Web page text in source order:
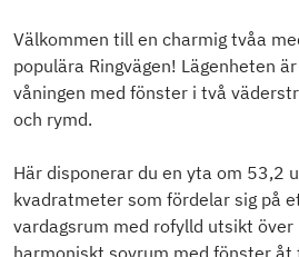
Välkommen till en charmig tvåa
populära Ringvägen! Lägenheten
våningen med fönster i två
och rymd.
Här disponerar du en yta om 53,2
kvadratmeter som fördelar sig på
vardagsrum med rofylld utsikt över